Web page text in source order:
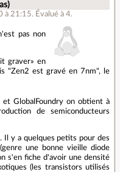
à 21:15. Évalué à 4.
pas non
graver» en
"Zen2 est gravé en 7nm", le
GlobalFoundry on obtient à
de semiconducteurs
Il y a quelques petits pour des
une bonne vieille diode
s'en fiche d'avoir une densité
(les transistors utilisés